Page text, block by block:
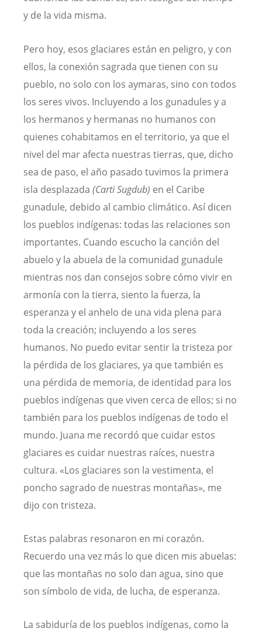
y de la vida misma.
Pero hoy, esos glaciares están en peligro, y con
ellos, la conexión sagrada que tienen con su
pueblo, no solo con los aymaras, sino con todos
los seres vivos. Incluyendo a los gunadules y a
los hermanos y hermanas no humanos con
quienes cohabitamos en el territorio, ya que el
nivel del mar afecta nuestras tierras, que, dicho
sea de paso, el año pasado tuvimos la primera
isla desplazada (Carti Sugdub) en el Caribe
gunadule, debido al cambio climático. Así dicen
los pueblos indígenas: todas las relaciones son
importantes. Cuando escucho la canción del
abuelo y la abuela de la comunidad gunadule
mientras nos dan consejos sobre cómo vivir en
armonía con la tierra, siento la fuerza, la
esperanza y el anhelo de una vida plena para
toda la creación; incluyendo a los seres
humanos. No puedo evitar sentir la tristeza por
la pérdida de los glaciares, ya que también es
una pérdida de memoria, de identidad para los
pueblos indígenas que viven cerca de ellos; si no
también para los pueblos indígenas de todo el
mundo. Juana me recordó que cuidar estos
glaciares es cuidar nuestras raíces, nuestra
cultura. «Los glaciares son la vestimenta, el
poncho sagrado de nuestras montañas», me
dijo con tristeza.
Estas palabras resonaron en mi corazón.
Recuerdo una vez más lo que dicen mis abuelas:
que las montañas no solo dan agua, sino que
son símbolo de vida, de lucha, de esperanza.
La sabiduría de los pueblos indígenas, como la